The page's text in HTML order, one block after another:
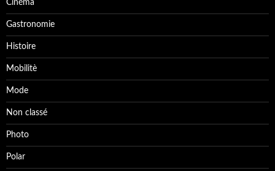
Cinéma
Gastronomie
Histoire
Mobilitè
Mode
Non classé
Photo
Polar